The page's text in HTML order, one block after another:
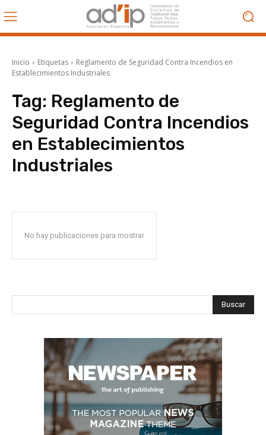
Inicio Etiquetas
Reglamento de Seguridad Contra Incendios en
Establecimientos Industriales
Tag: Reglamento de
Seguridad Contra Incendios
en Establecimientos
Industriales
No hay publicaciones para mostrar
Buscar